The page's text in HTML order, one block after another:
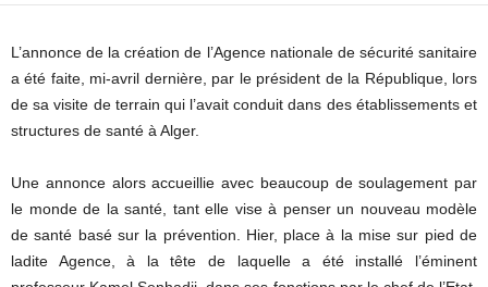
L’annonce de la création de l’Agence nationale de sécurité sanitaire
a été faite, mi-avril dernière, par le président de la République, lors
de sa visite de terrain qui l’avait conduit dans des établissements et
structures de santé à Alger.
Une annonce alors accueillie avec beaucoup de soulagement par
le monde de la santé, tant elle vise à penser un nouveau modèle
de santé basé sur la prévention. Hier, place à la mise sur pied de
ladite Agence, à la tête de laquelle a été installé l’éminent